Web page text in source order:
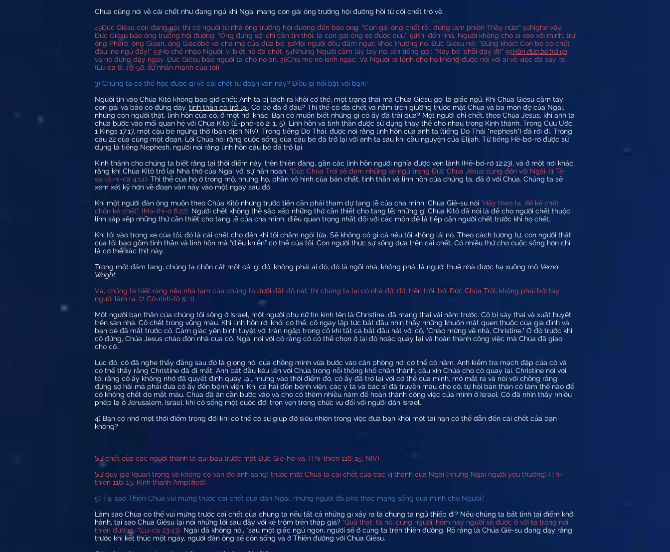
Chúa cũng nói về cái chết như đang ngủ khi Ngài mang con gái ông trưởng hội đường hồi từ cõi chết trở về:
49Ðức Giêsu còn đang nói, thì có người từ nhà ông trưởng hội đường đến bảo ông: "Con gái ông chết rồi, đừng làm phiền Thầy nữa!" 50Nghe vậy,
Ðức Giêsu bảo ông trưởng hội đường: "Ông đừng sợ, chỉ cần tin thôi, là con gái ông sẽ được cứu". 51Khi đến nhà, Người không cho ai vào với mình, trừ
ông Phêrô, ông Gioan, ông Giacôbê và cha mẹ của đứa bé. 52Mọi người đều đấm ngực khóc thương nó. Ðức Giêsu nói: "Ðừng khóc! Con bé có chết
đâu, nó ngủ đấy!" 53Họ chế nhạo Người, vì biết nó đã chết. 54Nhưng Người cầm lấy tay nó, lên tiếng gọi: "Này bé, chỗi dậy đi!" 55Hồn đứa bé trở lại,
và nó đứng dậy ngay. Ðức Giêsu bảo người ta cho nó ăn. 56Cha mẹ nó kinh ngạc. Và Người ra lệnh cho họ không được nói với ai về việc đã xảy ra.
(Lu-ca 8: 49-56, sự nhấn mạnh của tôi).
3) Chúng ta có thể học được gì về cái chết từ đoạn văn này? Điều gì nổi bật với bạn?
Người tin vào Chúa Kitô không bao giờ chết; Anh ta bị tách ra khỏi cơ thể, một trạng thái mà Chúa Giêsu gọi là giấc ngủ. Khi Chúa Giêsu cầm tay
con gái và bảo cô đứng dậy, tinh thần cô trở lại. Cô bé đã ở đâu? Thi thể cô đã chết và nằm trên giường trước mặt Chúa và ba môn đệ của Ngài,
nhưng con người thật, linh hồn của cô, ở một nơi khác. Bạn có muốn biết những gì cô ấy đã trải qua? Một người chỉ chết, theo Chúa Jesus, khi anh ta
chưa bước vào mối quan hệ với Chúa Kitô (Ê-phê-sô 2: 1, 5). Linh hồn và tinh thần được sử dụng thay thế cho nhau trong Kinh thánh. Trong Cựu Ước,
1 Kings 17:17, một cậu bé ngừng thở (bản dịch NIV). Trong tiếng Do Thái, được nói rằng linh hồn của anh ta (tiếng Do Thái "nephesh") đã rời đi. Trong
câu 22 của cùng một đoạn, Lời Chúa nói rằng cuộc sống của cậu bé đã trở lại với anh ta sau khi cầu nguyện của Elijah. Từ tiếng Hê-bơ-rơ được sử
dụng là tiếng Nephesh, người nói rằng linh hồn cậu bé đã trở lại.
Kinh thánh cho chúng ta biết rằng tại thời điểm này, trên thiên đàng, gần các linh hồn người nghĩa được vẹn lành (Hê-bơ-rơ 12:23), và ở một nơi khác,
rằng khi Chúa Kitô trở lại Nhà thờ của Ngài với sự hân hoan, “Đức Chúa Trời sẽ đem những kẻ ngủ trong Đức Chúa Jêsus cùng đến với Ngài. (1 Tê-
sa-lô-ni-ca 4:14). Thi thể của họ ở trong mộ, nhưng họ, phần vô hình của bản chất, tinh thần và linh hồn của chúng ta, đã ở với Chúa. Chúng ta sẽ
xem xét kỹ hơn về đoạn văn này vào một ngày sau đó.
Khi một người đàn ông muốn theo Chúa Kitô nhưng trước tiên cần phải tham dự tang lễ của cha mình, Chúa Giê-su nói “Hãy theo ta, để kẻ chết
chôn kẻ chết”. (Ma-thi-ơ 8:22). Người chết không thể sắp xếp những thứ cần thiết cho tang lễ; những gì Chúa Kitô đã nói là để cho người chết thuộc
linh sắp xếp những thứ cần thiết cho tang lễ của cha mình; điều quan trọng nhất đối với các môn đệ là tiếp cận người chết trước khi họ chết.
Khi tôi vào trong xe của tôi, đó là cái chết cho đến khi tôi châm ngòi lửa. Sẽ không có gì cả nếu tôi không lái nó. Theo cách tương tự, con người thật
của tôi bao gồm tinh thần và linh hồn mà “điều khiển” cơ thể của tôi. Con người thực sự sống dựa trên cái chết. Có nhiều thứ cho cuộc sống hơn chỉ
là cơ thể xác thịt này.
Trong một đám tang, chúng ta chôn cất một cái gì đó, không phải ai đó; đó là ngôi nhà, không phải là người thuê nhà được hạ xuống mộ. Verna
Wright.
Vả, chúng ta biết rằng nếu nhà tạm của chúng ta dưới đất đổ nát, thì chúng ta lại có nhà đời đời trên trời, bởi Đức Chúa Trời, không phải bởi tay
người làm ra. (2 Cô-rinh-tô 5: 1).
Một người bạn thân của chúng tôi sống ở Israel, một người phụ nữ tin kính tên là Christine, đã mang thai vài năm trước. Cô bị sảy thai và xuất huyết
trên sàn nhà. Cô chết trong vũng máu. Khi linh hồn rời khỏi cơ thể, cô ngay lập tức bắt đầu nhìn thấy những khuôn mặt quen thuộc của gia đình và
bạn bè đã mất trước cô. Cảm giác yên bình tuyệt vời tràn ngập trong cô khi tất cả bắt đầu hát với cô, "Chào mừng về nhà, Christine." Ở đó trước khi
cô đứng, Chúa Jesus chào đón nhà của cô. Ngài nói với cô rằng cô có thể chọn ở lại đó hoặc quay lại và hoàn thành công việc mà Chúa đã giao
cho cô.
Lúc đó, cô đã nghe thấy đằng sau đó là giọng nói của chồng mình vừa bước vào căn phòng nơi cơ thể cô nằm. Anh kiểm tra mạch đập của cô và
có thể thấy rằng Christine đã đi mất. Anh bắt đầu kêu lên với Chúa trong nỗi thống khổ chân thành, cầu xin Chúa cho cô quay lại. Christine nói với
tôi rằng cô ấy không nhớ đã quyết định quay lại, nhưng vào thời điểm đó, cô ấy đã trở lại với cơ thể của mình, mở mắt ra và nói với chồng rằng
đừng sợ hãi mà phải đưa cô ấy đến bệnh viện. Khi cả hai đến bệnh viện, các y tá và bác sĩ đã truyền máu cho cô, tự hỏi bản thân cô làm thế nào để
cô không chết do mất máu. Chúa đã ân cần bước vào và cho cô thêm nhiều năm để hoàn thành công việc của mình ở Israel. Cô đã nhìn thấy nhiều
phép lạ ở Jerusalem, Israel, khi cô sống một cuộc đời trọn vẹn trong chức vụ đối với người dân Israel.
4) Bạn có nhớ một thời điểm trong đời khi có thể có sự giúp đỡ siêu nhiên trong việc đưa bạn khỏi một tai nạn có thể dẫn đến cái chết của bạn
không?
Sự chết của các người thánh là quí báu trước mặt Đức Giê-hô-va. (Thi-thiên 116: 15, NIV).
Sự quý giá (quan trọng và không có vấn đề ánh sáng) trước mắt Chúa là cái chết của các vị thánh của Ngài (những Ngài người yêu thương) (Thi-
thiên 116: 15, Kinh thánh Amplified)
5) Tại sao Thiên Chúa vui mừng trước cái chết của dân Ngài, những người đã phó thác mạng sống của mình cho Người?
Làm sao Chúa có thể vui mừng trước cái chết của chúng ta nếu tất cả những gì xảy ra là chúng ta ngủ thiếp đi? Nếu chúng ta bất tỉnh tại điểm khởi
hành, tại sao Chúa Giêsu lại nói những lời sau đây với kẻ trộm trên thập giá? "Quả thật, ta nói cùng ngươi, hôm nay ngươi sẽ được ở với ta trong nơi
thiên đường. "(Lu-ca 23:43). Ngài đã không nói, “sau một giấc ngủ ngon, ngươi sẽ ở cùng ta trên thiên đường. Rõ ràng là Chúa Giê-su đang dạy rằng
trước khi kết thúc một ngày, người đàn ông sẽ còn sống và ở Thiên đường với Chúa Giêsu.